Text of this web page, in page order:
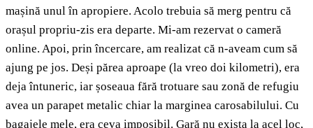
mașină unul în apropiere. Acolo trebuia să merg pentru că
orașul propriu-zis era departe. Mi-am rezervat o cameră
online. Apoi, prin încercare, am realizat că n-aveam cum să
ajung pe jos. Deși părea aproape (la vreo doi kilometri), era
deja întuneric, iar șoseaua fără trotuare sau zonă de refugiu
avea un parapet metalic chiar la marginea carosabilului. Cu
bagajele mele, era ceva imposibil. Gară nu exista la acel loc,